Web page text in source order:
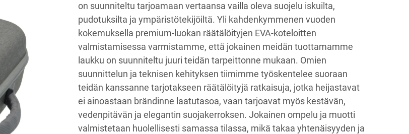
on suunniteltu tarjoamaan vertaansa vailla oleva suojelu iskuilta,
pudotuksilta ja ympäristötekijöiltä. Yli kahdenkymmenen vuoden
kokemuksella premium-luokan räätälöityjen EVA-koteloitten
valmistamisessa varmistamme, että jokainen meidän tuottamamme
laukku on suunniteltu juuri teidän tarpeittonne mukaan. Omien
suunnittelun ja teknisen kehityksen tiimimme työskentelee suoraan
teidän kanssanne tarjotakseen räätälöityjä ratkaisuja, jotka heijastavat
ei ainoastaan brändinne laatutasoa, vaan tarjoavat myös kestävän,
vedenpitävän ja elegantin suojakerroksen. Jokainen ompelu ja muotti
valmistetaan huolellisesti samassa tilassa, mikä takaa yhtenäisyyden ja